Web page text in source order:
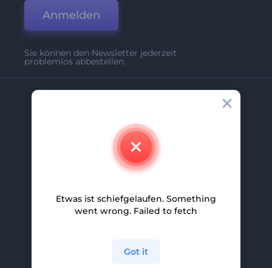
Anmelden
Sie können den Newsletter jederzeit
problemlos abbestellen.
Partnerprogramm
Etwas ist schiefgelaufen. Something
went wrong. Failed to fetch
Got it